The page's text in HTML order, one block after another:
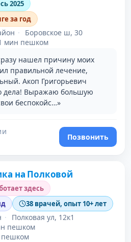
2025
за год
·
Боровское ш, 30
мин пешком
нашел причину моих
правильной лечение,
Акоп Григорьевич
дела! Выражаю большую
беспокойс…»
Позвонить
на Полковой
здесь
38 врачей, опыт 10+ лет
·
Полковая ул, 12к1
пешком